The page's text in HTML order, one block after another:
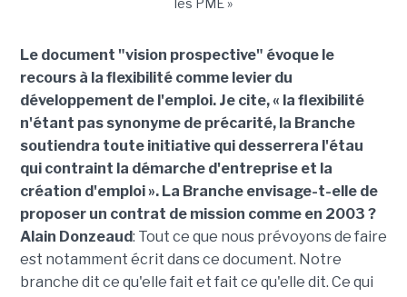
Le document "vision prospective" évoque le
recours à la flexibilité comme levier du
développement de l'emploi. Je cite, « la flexibilité
n'étant pas synonyme de précarité, la Branche
soutiendra toute initiative qui desserrera l'étau
qui contraint la démarche d'entreprise et la
création d'emploi ». La Branche envisage-t-elle de
proposer un contrat de mission comme en 2003 ?
Alain Donzeaud: Tout ce que nous prévoyons de faire
est notamment écrit dans ce document. Notre
branche dit ce qu'elle fait et fait ce qu'elle dit. Ce qui